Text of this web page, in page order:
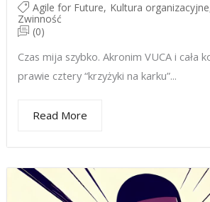
Agile for Future, Kultura organizacyjne
Zwinność
(0)
Czas mija szybko. Akronim VUCA i cała
prawie cztery “krzyżyki na karku”...
Read More